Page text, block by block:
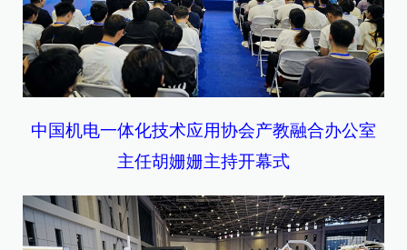
中国机电一体化技术应用协会产教融合办公室
主任胡姗姗主持开幕式